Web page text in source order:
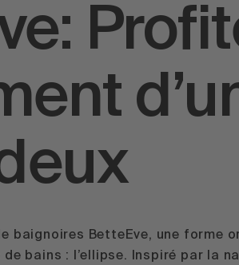
baignoires BetteEve, une forme
bains : l’ellipse. Inspiré par la